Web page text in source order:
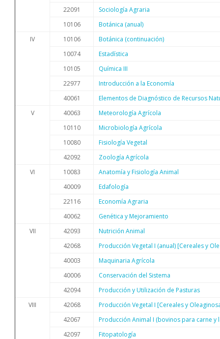
22091
Sociología Agraria
10106
Botánica (anual)
IV
10106
Botánica (continuación)
10074
Estadística
10105
Química III
22977
Introducción a la Economía
40061
Elementos de Diagnóstico de Recursos
V
40063
Meteorología Agrícola
10110
Microbiología Agrícola
10080
Fisiología Vegetal
42092
Zoología Agrícola
VI
10083
Anatomía y Fisiología Animal
40009
Edafología
22116
Economía Agraria
40062
Genética y Mejoramiento
VII
42093
Nutrición Animal
42068
Producción Vegetal I (anual) [Cereales y
40003
Maquinaria Agrícola
40006
Conservación del Sistema
42094
Producción y Utilización de Pasturas
VIII
42068
Producción Vegetal I [Cereales y
42067
Producción Animal I (bovinos para carne y
42097
Fitopatología